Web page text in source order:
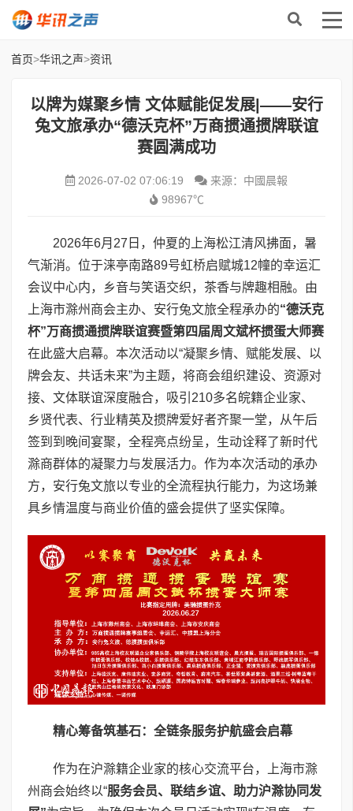
首页>华讯之声>资讯
以牌为媒聚乡情 文体赋能促发展|——安行
兔文旅承办“德沃克杯”万商掼通掼牌联谊
赛圆满成功
2026-07-02 07:06:19
来源：中國晨報
98967℃
2026年6月27日，仲夏的上海松江清风拂面，暑
气渐消。位于涞亭南路89号虹桥启赋城12幢的幸运汇
会议中心内，乡音与笑语交织，茶香与牌趣相融。由
上海市滁州商会主办、安行兔文旅全程承办的“德沃克
杯”万商掼通掼牌联谊赛暨第四届周文斌杯掼蛋大师赛
在此盛大启幕。本次活动以“凝聚乡情、赋能发展、以
牌会友、共话未来”为主题，将商会组织建设、资源对
接、文体联谊深度融合，吸引210多名皖籍企业家、
乡贤代表、行业精英及掼牌爱好者齐聚一堂，从午后
签到到晚间宴聚，全程亮点纷呈，生动诠释了新时代
滁商群体的凝聚力与发展活力。作为本次活动的承办
方，安行兔文旅以专业的全流程执行能力，为这场兼
具乡情温度与商业价值的盛会提供了坚实保障。
精心筹备筑基石：全链条服务护航盛会启幕
作为在沪滁籍企业家的核心交流平台，上海市滁
州商会始终以“服务会员、联结乡谊、助力沪滁协同发